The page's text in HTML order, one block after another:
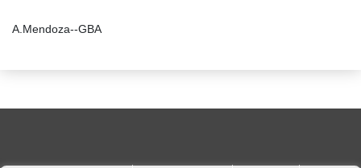
A.Mendoza--GBA